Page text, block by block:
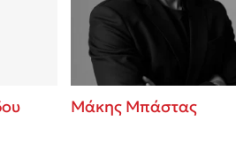
Μάκης Μπάστας